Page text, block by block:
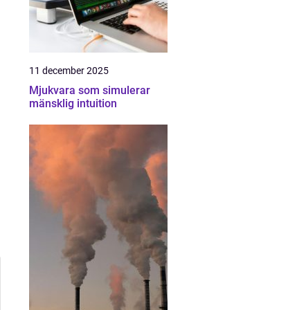
11 december 2025
Mjukvara som simulerar
mänsklig intuition